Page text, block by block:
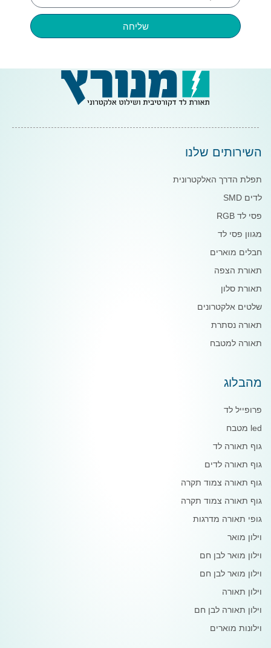
שליחה
השירותים שלנו
תפלת הדרך האלקטרונית
לדים SMD
פסי לד RGB
מגוון פסי לד
חבלים מוארים
תאורת הצפה
תאורת סלון
שלטים אלקטרונים
תאורה נסתרת
תאורה למטבח
מהבלוג
פרופייל לד
led מטבח
גוף תאורה לד
גוף תאורה לדים
גוף תאורה צמוד תקרה
גוף תאורה צמוד תקרה
גופי תאורה מדרגות
וילון מואר
וילון מואר לבן חם
וילון מואר לבן חם
וילון תאורה
וילון תאורה לבן חם
וילונות מוארים